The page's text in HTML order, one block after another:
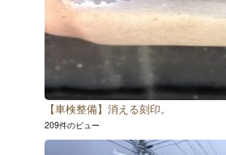
【車検整備】消える刻印。
209件のビュー